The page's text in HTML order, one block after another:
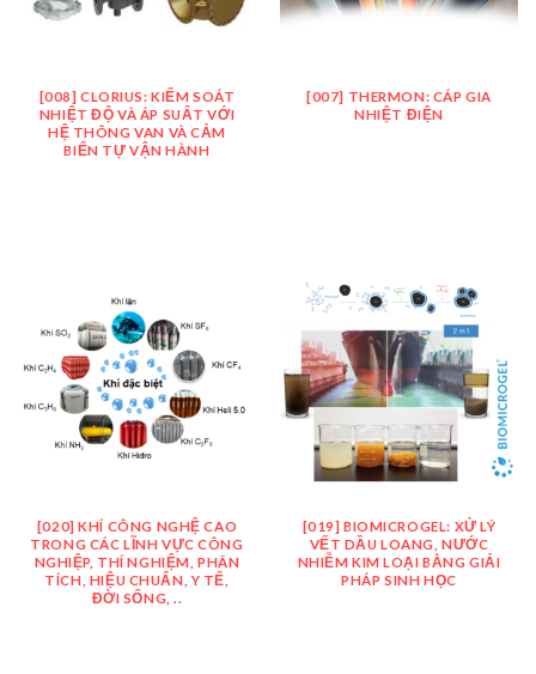
[008] CLORIUS: KIỂM SOÁT
NHIỆT ĐỘ VÀ ÁP SUẤT VỚI
HỆ THÔNG VAN VÀ CẢM
BIẾN TỰ VẬN HÀNH
[007] THERMON: CÁP GIA
NHIỆT ĐIỆN
[020] KHÍ CÔNG NGHỆ CAO
TRONG CÁC LĨNH VỰC CÔNG
NGHIỆP, THÍ NGHIỆM, PHÂN
TÍCH, HIỆU CHUẨN, Y TẾ,
ĐỜI SỐNG, ..
[019] BIOMICROGEL: XỬ LÝ
VẾT DẦU LOANG, NƯỚC
NHIỄM KIM LOẠI BẰNG GIẢI
PHÁP SINH HỌC